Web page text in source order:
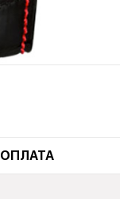
ОПЛАТА